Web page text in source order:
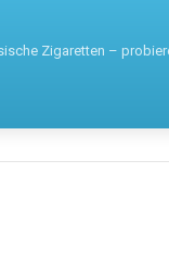
Zigaretten –